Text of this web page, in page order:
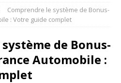
Comprendre le système de Bonus-
: Votre guide complet
de Bonus-
Automobile :